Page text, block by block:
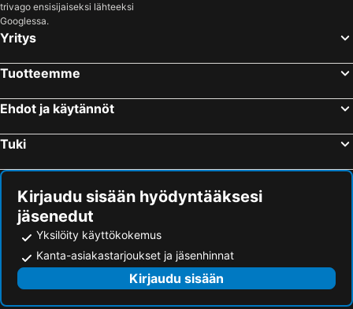
trivago ensisijaiseksi lähteeksi
Googlessa.
Yritys
Tuotteemme
Ehdot ja käytännöt
Tuki
Kirjaudu sisään hyödyntääksesi
jäsenedut
Yksilöity käyttökokemus
Kanta-asiakastarjoukset ja jäsenhinnat
Kirjaudu sisään